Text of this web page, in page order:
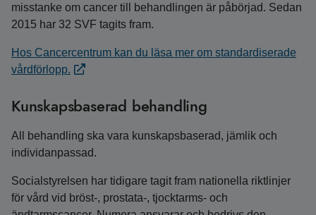
misstanke om cancer till behandlingen är påbörjad. Sedan
2015 har 32 SVF tagits fram.
Hos Cancercentrum kan du läsa mer om standardiserade
vårdförlopp.
Kunskapsbaserad behandling
All behandling ska vara kunskapsbaserad, jämlik och
individanpassad.
Socialstyrelsen har tidigare tagit fram nationella riktlinjer
för vård vid bröst-, prostata-, tjocktarms- och